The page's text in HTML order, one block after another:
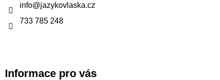
info@jazykovlaska.cz
733 785 248
Informace pro vás